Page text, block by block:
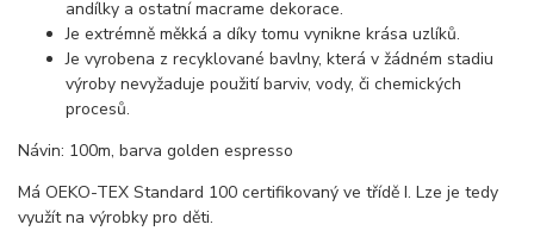
andílky a ostatní macrame dekorace.
Je extrémně měkká a díky tomu vynikne krása uzlíků.
Je vyrobena z recyklované bavlny, která v žádném stadiu
výroby nevyžaduje použití barviv, vody, či chemických
procesů.
Návin: 100m, barva golden espresso
Má OEKO-TEX Standard 100 certifikovaný ve třídě I. Lze je tedy
využít na výrobky pro děti.